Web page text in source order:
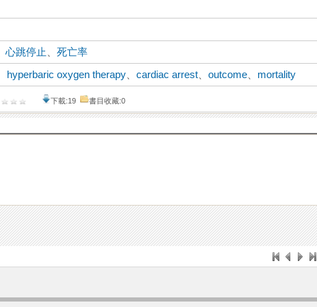
、心跳停止 、死亡率
hyperbaric oxygen therapy 、cardiac arrest 、outcome
mortality
下載:19 書目收藏:0